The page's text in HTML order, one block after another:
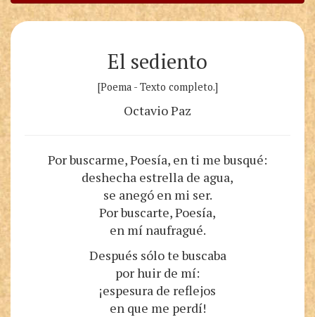
El sediento
[Poema - Texto completo.]
Octavio Paz
Por buscarme, Poesía, en ti me busqué:
deshecha estrella de agua,
se anegó en mi ser.
Por buscarte, Poesía,
en mí naufragué.
Después sólo te buscaba
por huir de mí:
¡espesura de reflejos
en que me perdí!